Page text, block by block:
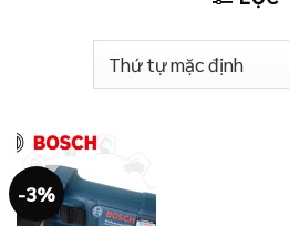
-3%